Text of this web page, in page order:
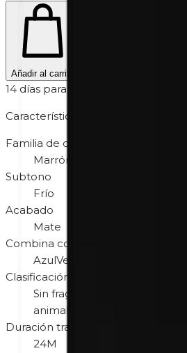
Añadir al carrito
14 días para devolver
Características
Familia de color
Marrón
Subtono
Frío
Acabado
Mate
Combina con color de ojos
AzulVerde
Clasificación
Sin fragancia
animales
Duración tras abrir
24M